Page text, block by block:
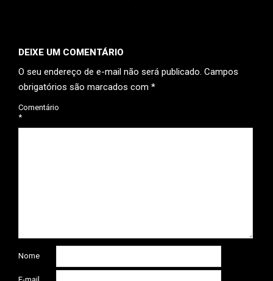
DEIXE UM COMENTÁRIO
O seu endereço de e-mail não será publicado. Campos
obrigatórios são marcados com *
Comentário
*
Nome